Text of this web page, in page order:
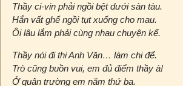
Thầy ci-vin phải ngồi bệt dưới sàn tàu.
Hắn vất ghế ngồi tụt xuống cho mau.
Ôi lâu lắm phải cùng nhau chuyện kể.
Thầy nói đi thi Anh Văn… làm chi để.
Trò cũng buồn vui, em đủ điểm thầy à!
Ở quân trường em năm thứ ba.